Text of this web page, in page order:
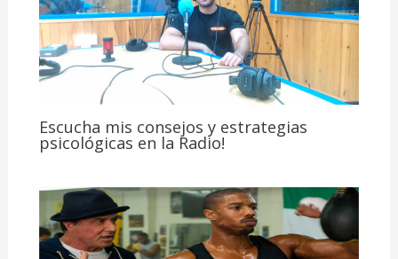
Escucha mis consejos y estrategias
psicológicas en la Radio!